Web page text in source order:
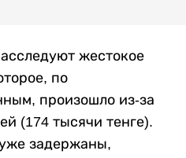
жестокое
по
произошло из-за
(174 тысячи тенге).
задержаны,